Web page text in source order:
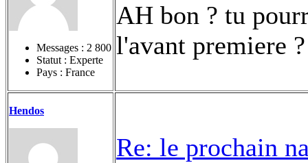
Messages : 2 800
Statut : Experte
Pays : France
AH bon ? tu
l'avant premiere
Hendos
Re: le prochain